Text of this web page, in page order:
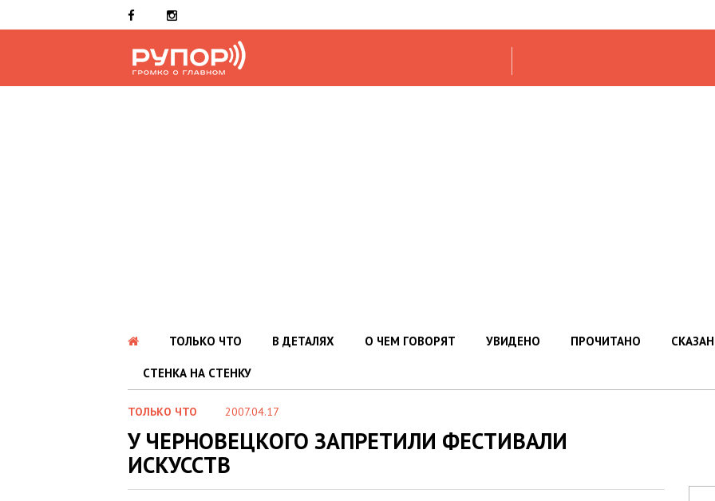
ТОЛЬКО ЧТО В ДЕТАЛЯХ О ЧЕМ ГОВОРЯТ УВИДЕНО ПРОЧИТАНО
СТЕНКА НА СТЕНКУ
ТОЛЬКО ЧТО 2007.04.17
У ЧЕРНОВЕЦКОГО ЗАПРЕТИЛИ ФЕСТИВАЛИ
ИСКУССТВ